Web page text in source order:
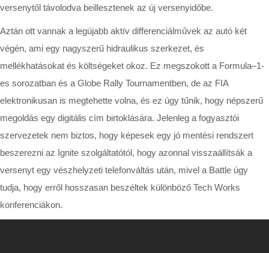
versenytől távolodva beillesztenek az új versenyidőbe.
Aztán ott vannak a legújabb aktív differenciálművek az autó két
végén, ami egy nagyszerű hidraulikus szerkezet, és
mellékhatásokat és költségeket okoz. Ez megszokott a Formula–1-
es sorozatban és a Globe Rally Tournamentben, de az FIA
elektronikusan is megtehette volna, és ez úgy tűnik, hogy népszerű
megoldás egy digitális cím birtoklására. Jelenleg a fogyasztói
szervezetek nem biztos, hogy képesek egy jó mentési rendszert
beszerezni az Ignite szolgáltatótól, hogy azonnal visszaállítsák a
versenyt egy vészhelyzeti telefonváltás után, mivel a Battle úgy
tudja, hogy erről hosszasan beszéltek különböző Tech Works
konferenciákon.